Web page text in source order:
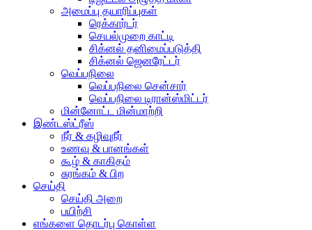
அமைப்பு தயாரிப்புகள்
ரெக்கார்டர்
செயல்முறை காட்டி
சிக்னல் தனிமைப்படுத்தி
சிக்னல் ஜெனரேட்டர்
வெப்பநிலை
வெப்பநிலை சென்சார்
வெப்பநிலை டிரான்ஸ்மிட்டர்
மின்னோட்ட மின்மாற்றி
இண்டஸ்ட்ரீஸ்
நீர் & கழிவுநீர்
உணவு & பானங்கள்
கூழ் & காகிதம்
சுரங்கம் & பிற
செய்தி
செய்தி அறை
பயிற்சி
எங்களை தொடர்பு கொள்ள